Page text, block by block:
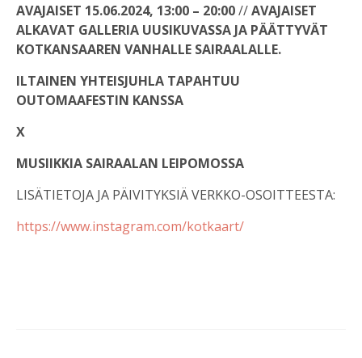
AVAJAISET 15.06.2024, 13:00 – 20:00//AVAJAISET
ALKAVAT GALLERIA UUSIKUVASSA JA PÄÄTTYVÄT
KOTKANSAAREN VANHALLE SAIRAALALLE.
ILTAINEN YHTEISJUHLA TAPAHTUU
OUTOMAAFESTIN KANSSA
X
MUSIIKKIA SAIRAALAN LEIPOMOSSA
LISÄTIETOJA JA PÄIVITYKSIÄ VERKKO-OSOITTEESTA:
https://www.instagram.com/kotkaart/